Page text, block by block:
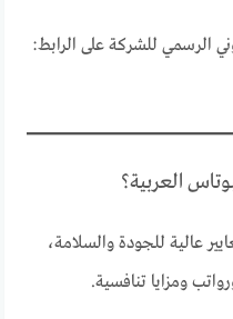
الرسمي للشركة على الرابط:
عالية للجودة والسلامة،
ومزايا تنافسية.